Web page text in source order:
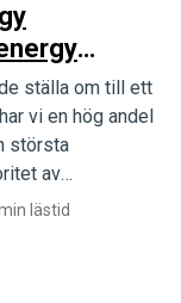
ställa om till ett
vi en hög andel
största
av
ska vara
lästid